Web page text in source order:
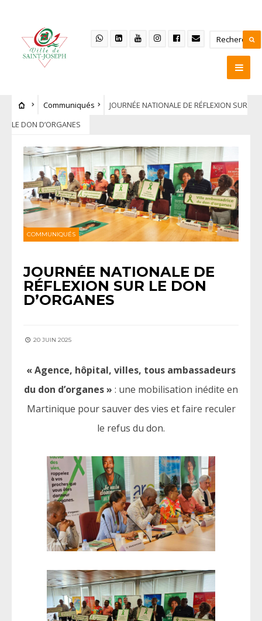
Communiqués
JOURNÉE NATIONALE DE RÉFLEXION SUR
LE DON D’ORGANES
COMMUNIQUÉS
JOURNÉE NATIONALE DE
RÉFLEXION SUR LE DON
D’ORGANES
20 JUIN 2025
« Agence, hôpital, villes, tous ambassadeurs
du don d’organes » : une mobilisation inédite en
Martinique pour sauver des vies et faire reculer
le refus du don.